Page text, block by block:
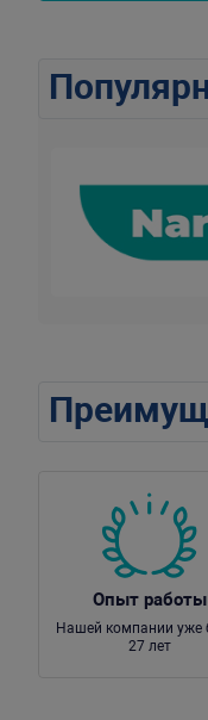
Опыт работы
Нашей компании уже
27 лет